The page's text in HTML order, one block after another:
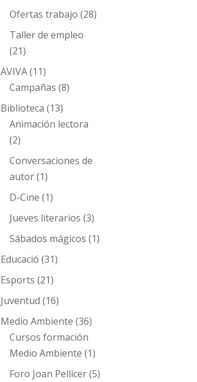
Ofertas trabajo (28)
Taller de empleo
(21)
AVIVA(11)
Campañas (8)
Biblioteca (13)
Animación lectora
(2)
Conversaciones de
autor(1)
D-Cine (1)
Jueves literarios (3)
Sábados mágicos (1)
Educació (31)
Esports (21)
Juventud (16)
Medio Ambiente (36)
Cursos formación
Medio Ambiente (1)
Foro Joan Pellicer(5)